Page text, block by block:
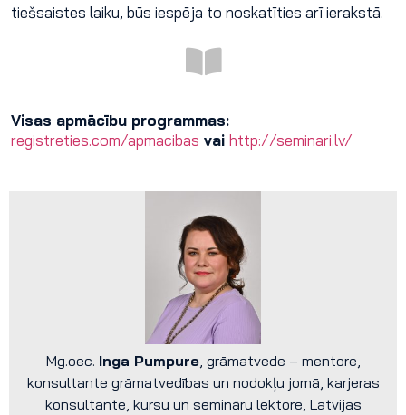
tiešsaistes laiku, būs iespēja to noskatīties arī ierakstā.
Visas apmācību programmas:
registreties.com/apmacibas vai http://seminari.lv/
Mg.oec. Inga Pumpure, grāmatvede – mentore,
konsultante grāmatvedības un nodokļu jomā, karjeras
konsultante, kursu un semināru lektore, Latvijas